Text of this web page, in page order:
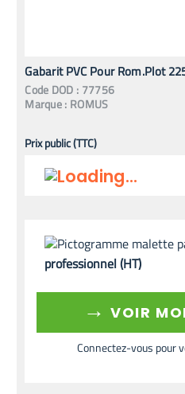
Gabarit PVC Pour Rom.Plot
Code DOD : 77756
Marque : ROMUS
Prix public (TTC)
professionnel (HT)
→ VOIR
Connectez-vous pour